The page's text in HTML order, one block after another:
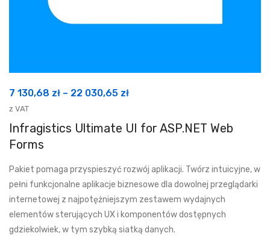
7 130,68 zł – 22 030,65 złZakres
od
030,65 zł
z VAT
Infragistics Ultimate UI for ASP.NET Web
Forms
Pakiet pomaga przyspieszyć rozwój aplikacji. Twórz intuicyjne, w
pełni funkcjonalne aplikacje biznesowe dla dowolnej przeglądarki
internetowej z najpotężniejszym zestawem wydajnych
elementów sterujących UX i komponentów dostępnych
gdziekolwiek, w tym szybką siatką danych.